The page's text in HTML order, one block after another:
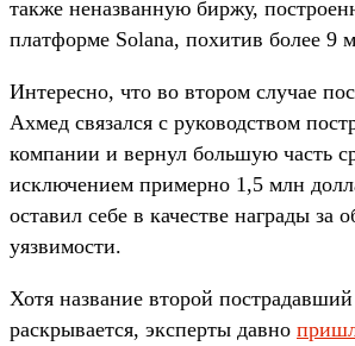
также неназванную биржу,
платформе Solana, похитив более 9
Интересно, что во втором случае
Ахмед связался с руководством
компании и вернул большую часть
исключением примерно 1,5 млн
оставил себе в качестве награды за
уязвимости.
Хотя название второй
раскрывается, эксперты давно